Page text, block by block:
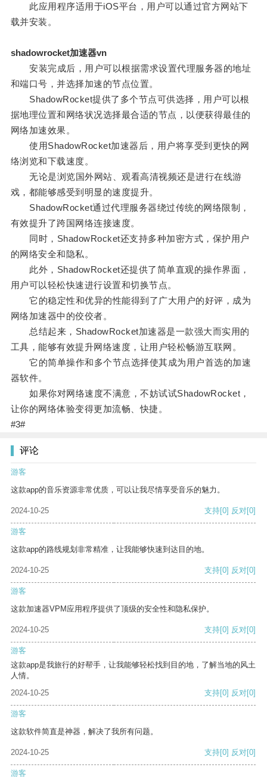
此应用程序适用于iOS平台，用户可以通过官方网站下
载并安装。
shadowrocket加速器vn
安装完成后，用户可以根据需求设置代理服务器的地址
和端口号，并选择加速的节点位置。
ShadowRocket提供了多个节点可供选择，用户可以根
据地理位置和网络状况选择最合适的节点，以便获得最佳的
网络加速效果。
使用ShadowRocket加速器后，用户将享受到更快的网
络浏览和下载速度。
无论是浏览国外网站、观看高清视频还是进行在线游
戏，都能够感受到明显的速度提升。
ShadowRocket通过代理服务器绕过传统的网络限制，
有效提升了跨国网络连接速度。
同时，ShadowRocket还支持多种加密方式，保护用户
的网络安全和隐私。
此外，ShadowRocket还提供了简单直观的操作界面，
用户可以轻松快速进行设置和切换节点。
它的稳定性和优异的性能得到了广大用户的好评，成为
网络加速器中的佼佼者。
总结起来，ShadowRocket加速器是一款强大而实用的
工具，能够有效提升网络速度，让用户轻松畅游互联网。
它的简单操作和多个节点选择使其成为用户首选的加速
器软件。
如果你对网络速度不满意，不妨试试ShadowRocket，
让你的网络体验变得更加流畅、快捷。
#3#
评论
游客
这款app的音乐资源非常优质，可以让我尽情享受音乐的魅力。
2024-10-25 支持[0] 反对[0]
游客
这款app的路线规划非常精准，让我能够快速到达目的地。
2024-10-25 支持[0] 反对[0]
游客
这款加速器VPM应用程序提供了顶级的安全性和隐私保护。
2024-10-25 支持[0] 反对[0]
游客
这款app是我旅行的好帮手，让我能够轻松找到目的地，了解当地的风土
人情。
2024-10-25
支持[0] 反对[0]
游客
这款软件简直是神器，解决了我所有问题。
2024-10-25 支持[0] 反对[0]
游客